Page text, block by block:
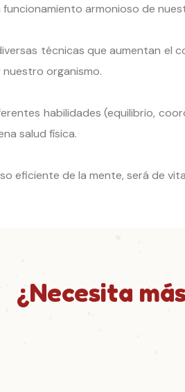
armonioso de
técnicas que aumentan el
organismo.
habilidades (equilibrio,
salud física.
eficiente de la mente, será de
¿Necesita